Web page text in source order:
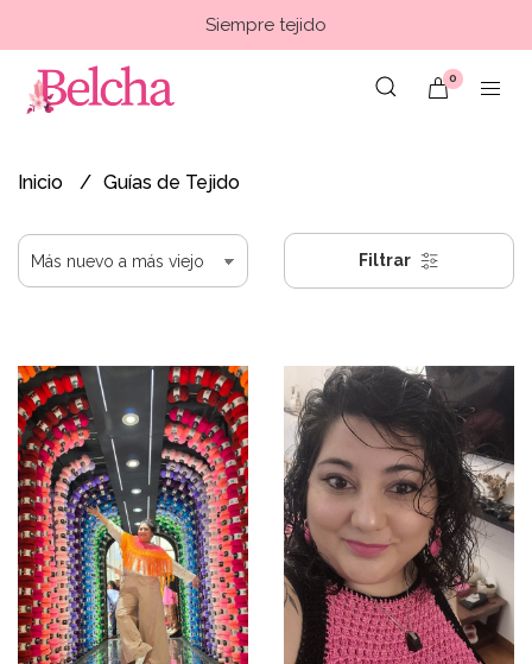
Siempre tejido
0
Inicio Guías de Tejido
Filtrar